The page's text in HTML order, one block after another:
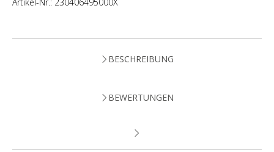
BESCHREIBUNG
BEWERTUNGEN